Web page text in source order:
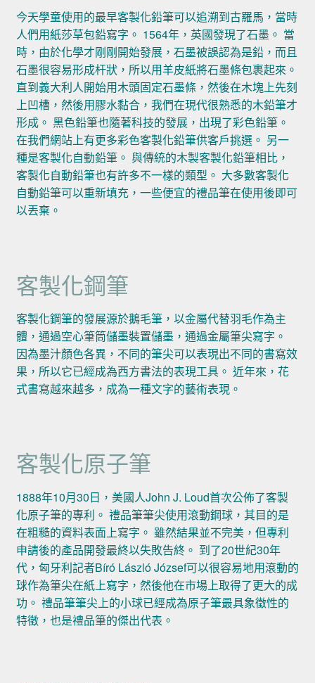
今天學童使用的最早客製化鉛筆可以追溯到古羅馬，當時
人們用紙莎草包鉛寫字。 1564年，英國發現了石墨。 當
時，由於化學才剛剛開始發展，石墨被誤認為是鉛，而且
石墨很容易形成杆狀，所以用羊皮紙將石墨條包裹起來。
直到義大利人開始用木頭固定石墨條，然後在木塊上先刻
上凹槽，然後用膠水黏合，我們在現代很熟悉的木鉛筆才
形成。 黑色鉛筆也隨著科技的發展，出現了彩色鉛筆。
在我們網站上有更多彩色客製化鉛筆供客戶挑選。 另一
種是客製化自動鉛筆。 與傳統的木製客製化鉛筆相比，
客製化自動鉛筆也有許多不一樣的類型。 大多數客製化
自動鉛筆可以重新填充，一些便宜的禮品筆在使用後即可
以丟棄。
客製化鋼筆
客製化鋼筆的發展源於鵝毛筆，以金屬代替羽毛作為主
體，通過空心筆筒儲墨裝置儲墨，通過金屬筆尖寫字。
因為墨汁顏色各異，不同的筆尖可以表現出不同的書寫效
果，所以它已經成為西方書法的表現工具。 近年來，花
式書寫越來越多，成為一種文字的藝術表現。
客製化原子筆
1888年10月30日，美國人John J. Loud首次公佈了客製
化原子筆的專利。 禮品筆筆尖使用滾動鋼球，其目的是
在粗糙的資料表面上寫字。 雖然結果並不完美，但專利
申請後的產品開發最終以失敗告終。 到了20世紀30年
代，匈牙利記者Bíró László József可以很容易地用滾動的
球作為筆尖在紙上寫字，然後他在市場上取得了更大的成
功。 禮品筆筆尖上的小球已經成為原子筆最具象徵性的
特徵，也是禮品筆的傑出代表。